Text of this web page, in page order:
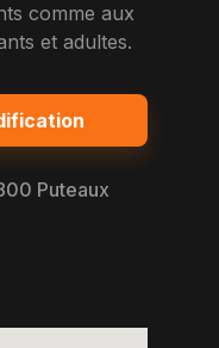
comme aux
et adultes.
Puteaux